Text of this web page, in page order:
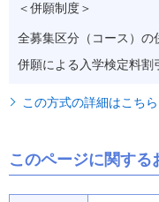
＜併願制度＞
全募集区分（コース）の
併願による入学検定料割
この方式の詳細はこちら
このページに関する